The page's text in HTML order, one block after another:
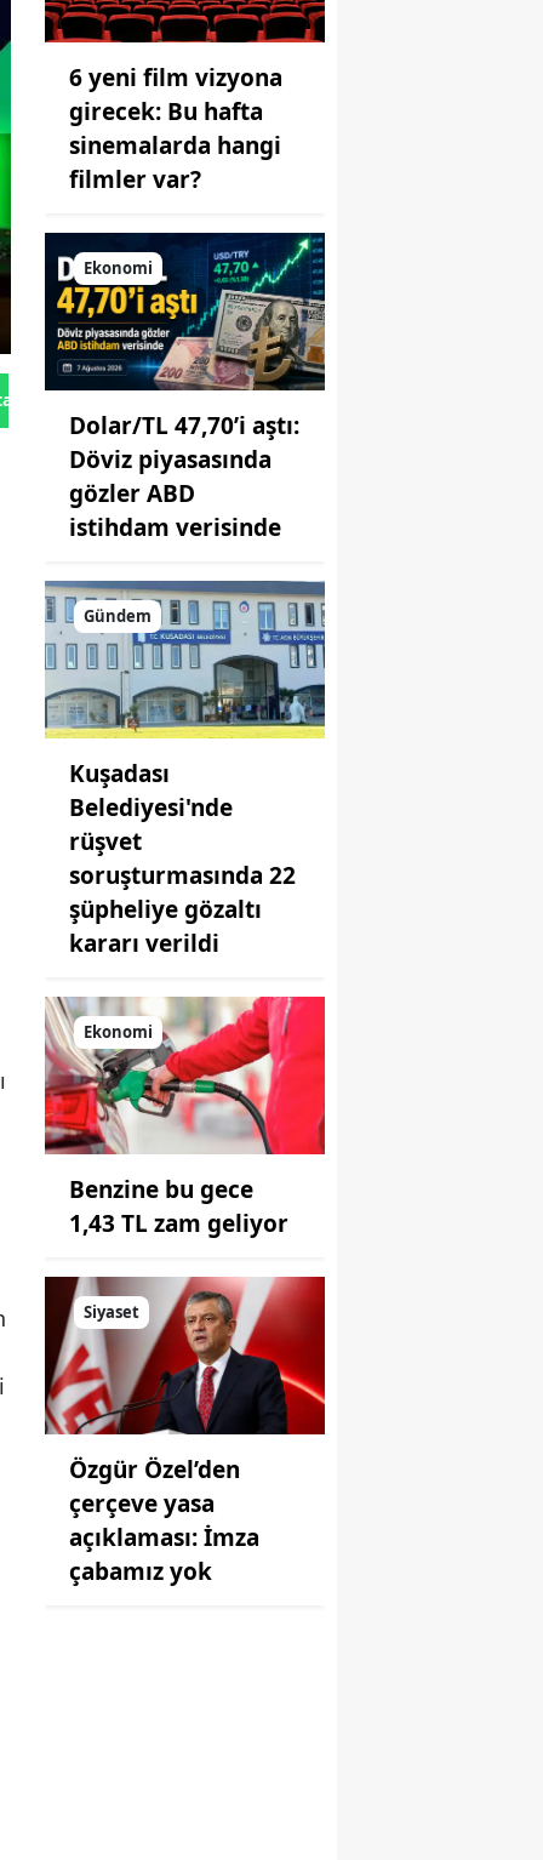
Gönder
6 yeni film vizyona
girecek: Bu hafta
sinemalarda hangi
filmler var?
Ekonomi
Dolar/TL 47,70’i aştı:
Döviz piyasasında
gözler ABD
istihdam verisinde
Gündem
Kuşadası
Belediyesi'nde
rüşvet
soruşturmasında 22
şüpheliye gözaltı
kararı verildi
Ekonomi
Benzine bu gece
1,43 TL zam geliyor
Siyaset
Özgür Özel’den
çerçeve yasa
açıklaması: İmza
çabamız yok